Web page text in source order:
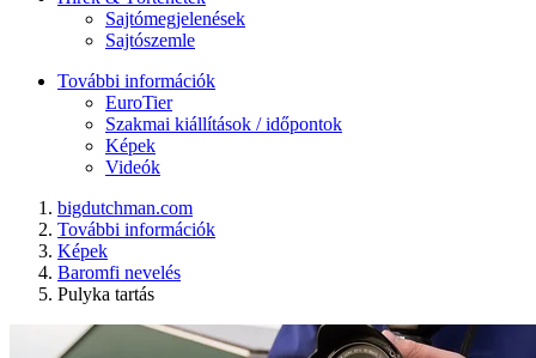
Sajtómegjelenések
Sajtószemle
További információk
EuroTier
Szakmai kiállítások / időpontok
Képek
Videók
bigdutchman.com
További információk
Képek
Baromfi nevelés
Pulyka tartás